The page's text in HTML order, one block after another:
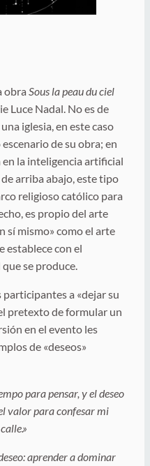
obra Sous la peau du ciel
Luce Nadal. No es de
iglesia, en este caso
de su obra; en
en la inteligencia artificial
arriba abajo, este tipo
religioso católico para
es propio del arte
sí mismo» como el arte
establece con el
se produce.
participantes a «dejar su
pretexto de formular un
en el evento les
de «deseos»
para pensar, y el deseo
valor para confesar mi
aprender a dominar